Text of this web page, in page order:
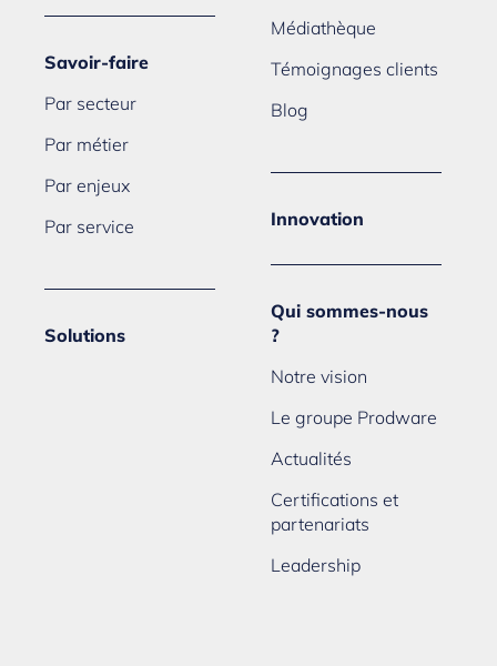
Savoir-faire
Par secteur
Par métier
Par enjeux
Par service
Solutions
Médiathèque
Témoignages clients
Blog
Innovation
Qui sommes-nous
?
Notre vision
Le groupe Prodware
Actualités
Certifications et
partenariats
Leadership